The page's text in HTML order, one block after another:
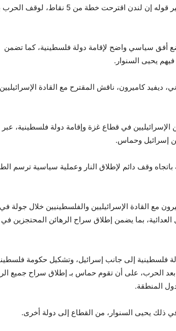
نقلت صحيفة فايننشال تايمز عن مسؤول بريطاني كبير قوله إن لندن اقترحت خطة من 5 نقاط،
أفق سياسي واضح لإقامة دولة فلسطينية، كما تضمن
يحيى السنوار.
ديفيد كاميرون، ناقش المقترح مع القادة الإسرائيليين
الإسرائيليين في قطاع غزة وإقامة دولة فلسطينية، عبر
إسرائيل وحماس.
باتجاه وقف دائم لإطلاق النار وعملية سياسية ترسم
مع القادة الإسرائيليين والفلسطينيين خلال جولة في
بما يضمن إطلاق سراح الرهائن المحتجزين
فلسطينية إلى جانب إسرائيل، وتشكيل حكومة
بعد الحرب، على أن تقوم حماس بـ إطلاق سراح جميع
المنطقة.
ذلك يحيى السنوار، من القطاع إلى دولة أخرى.